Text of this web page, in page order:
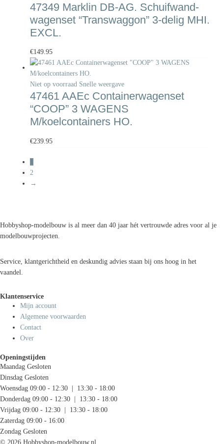
47349 Marklin DB-AG. Schuifwand-
wagenset “Transwaggon” 3-delig MHI.
EXCL.
€149.95
Niet op voorraad Snelle weergave
47461 AAEc Containerwagenset
“COOP” 3 WAGENS
M/koelcontainers HO.
€239.95
2
→
Hobbyshop-modelbouw is al meer dan 40 jaar hét vertrouwde adres voor al je
modelbouwprojecten.
Service, klantgerichtheid en deskundig advies staan bij ons hoog in het
vaandel.
Klantenservice
Mijn account
Algemene voorwaarden
Contact
Over
Openingstijden
Maandag Gesloten
Dinsdag Gesloten
Woensdag 09:00 - 12:30 | 13:30 - 18:00
Donderdag 09:00 - 12:30 | 13:30 - 18:00
Vrijdag 09:00 - 12:30 | 13:30 - 18:00
Zaterdag 09:00 - 16:00
Zondag Gesloten
© 2026 Hobbyshop-modelbouw.nl